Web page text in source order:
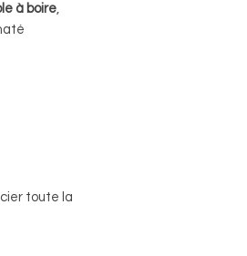
à boire
toute la